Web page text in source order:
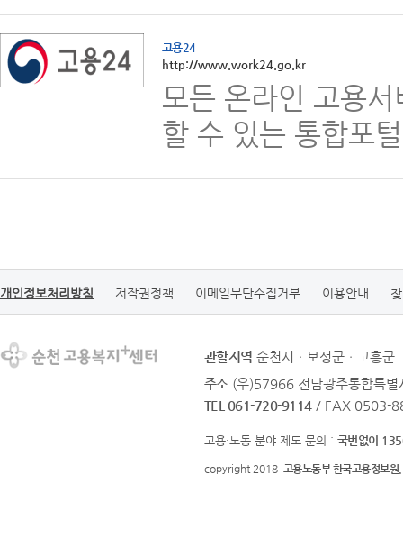
고용24
http://www.work24.go.kr
모든 온라인 고용
할 수 있는 통합포털
개인정보처리방침 저작권정책 이메일무단수집거부 이용안내
관할지역 순천시ㆍ보성군ㆍ고흥군
주소 (우)57966 전남광주통합특
TEL 061-720-9114 / FAX 0503-
고용·노동 분야 제도 문의 : 국번없이
copyright 2018 고용노동부 한국고용정보원.